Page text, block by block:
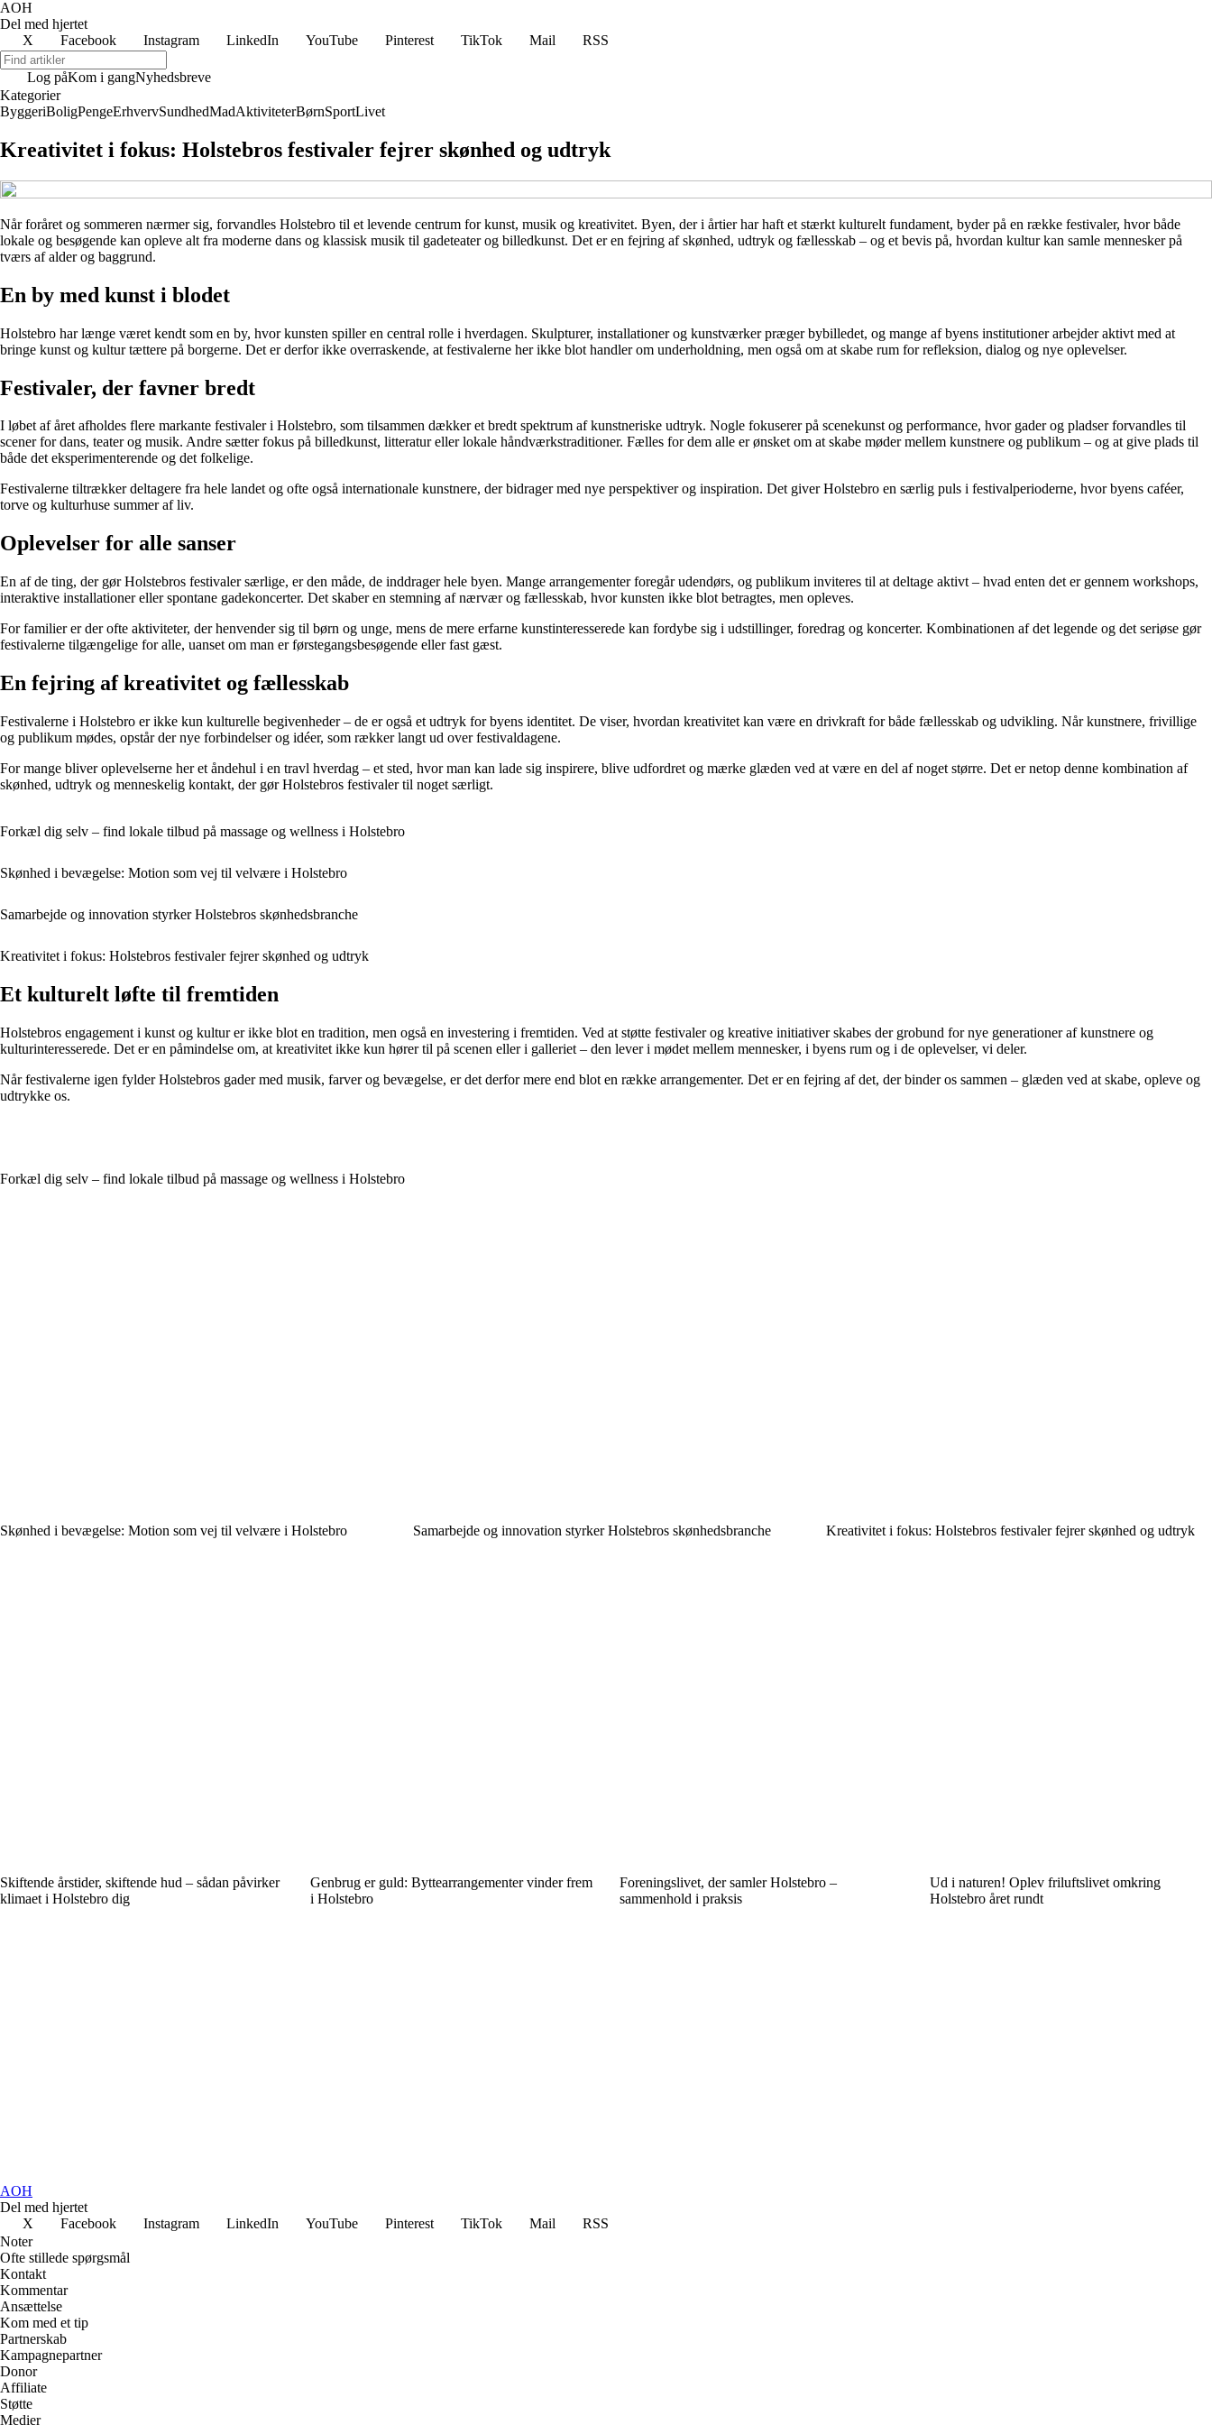
AOH
Del med hjertet
X
Facebook Instagram LinkedIn YouTube Pinterest TikTok Mail RSS
Log påKom i gangNyhedsbreve
Kategorier
ByggeriBoligPengeErhvervSundhedMadAktiviteterBørnSportLivet
Kreativitet i fokus: Holstebros festivaler fejrer skønhed og udtryk
Når foråret og sommeren nærmer sig, forvandles Holstebro til et levende centrum for kunst, musik og kreativitet. Byen, der i årtier har haft et stærkt kulturelt fundament, byder på en række festivaler, hvor både
lokale og besøgende kan opleve alt fra moderne dans og klassisk musik til gadeteater og billedkunst. Det er en fejring af skønhed, udtryk og fællesskab – og et bevis på, hvordan kultur kan samle mennesker på
tværs af alder og baggrund.
En by med kunst i blodet
Holstebro har længe været kendt som en by, hvor kunsten spiller en central rolle i hverdagen. Skulpturer, installationer og kunstværker præger bybilledet, og mange af byens institutioner arbejder aktivt med at
bringe kunst og kultur tættere på borgerne. Det er derfor ikke overraskende, at festivalerne her ikke blot handler om underholdning, men også om at skabe rum for refleksion, dialog og nye oplevelser.
Festivaler, der favner bredt
I løbet af året afholdes flere markante festivaler i Holstebro, som tilsammen dækker et bredt spektrum af kunstneriske udtryk. Nogle fokuserer på scenekunst og performance, hvor gader og pladser forvandles til
scener for dans, teater og musik. Andre sætter fokus på billedkunst, litteratur eller lokale håndværkstraditioner. Fælles for dem alle er ønsket om at skabe møder mellem kunstnere og publikum – og at give plads til
både det eksperimenterende og det folkelige.
Festivalerne tiltrækker deltagere fra hele landet og ofte også internationale kunstnere, der bidrager med nye perspektiver og inspiration. Det giver Holstebro en særlig puls i festivalperioderne, hvor byens caféer,
torve og kulturhuse summer af liv.
Oplevelser for alle sanser
En af de ting, der gør Holstebros festivaler særlige, er den måde, de inddrager hele byen. Mange arrangementer foregår udendørs, og publikum inviteres til at deltage aktivt – hvad enten det er gennem workshops,
interaktive installationer eller spontane gadekoncerter. Det skaber en stemning af nærvær og fællesskab, hvor kunsten ikke blot betragtes, men opleves.
For familier er der ofte aktiviteter, der henvender sig til børn og unge, mens de mere erfarne kunstinteresserede kan fordybe sig i udstillinger, foredrag og koncerter. Kombinationen af det legende og det seriøse gør
festivalerne tilgængelige for alle, uanset om man er førstegangsbesøgende eller fast gæst.
En fejring af kreativitet og fællesskab
Festivalerne i Holstebro er ikke kun kulturelle begivenheder – de er også et udtryk for byens identitet. De viser, hvordan kreativitet kan være en drivkraft for både fællesskab og udvikling. Når kunstnere, frivillige
og publikum mødes, opstår der nye forbindelser og idéer, som rækker langt ud over festivaldagene.
For mange bliver oplevelserne her et åndehul i en travl hverdag – et sted, hvor man kan lade sig inspirere, blive udfordret og mærke glæden ved at være en del af noget større. Det er netop denne kombination af
skønhed, udtryk og menneskelig kontakt, der gør Holstebros festivaler til noget særligt.
Forkæl dig selv – find lokale tilbud på massage og wellness i Holstebro
Skønhed i bevægelse: Motion som vej til velvære i Holstebro
Samarbejde og innovation styrker Holstebros skønhedsbranche
Kreativitet i fokus: Holstebros festivaler fejrer skønhed og udtryk
Et kulturelt løfte til fremtiden
Holstebros engagement i kunst og kultur er ikke blot en tradition, men også en investering i fremtiden. Ved at støtte festivaler og kreative initiativer skabes der grobund for nye generationer af kunstnere og
kulturinteresserede. Det er en påmindelse om, at kreativitet ikke kun hører til på scenen eller i galleriet – den lever i mødet mellem mennesker, i byens rum og i de oplevelser, vi deler.
Når festivalerne igen fylder Holstebros gader med musik, farver og bevægelse, er det derfor mere end blot en række arrangementer. Det er en fejring af det, der binder os sammen – glæden ved at skabe, opleve og
udtrykke os.
Forkæl dig selv – find lokale tilbud på massage og wellness i Holstebro
Skønhed i bevægelse: Motion som vej til velvære i Holstebro Samarbejde og innovation styrker Holstebros skønhedsbranche Kreativitet i fokus: Holstebros festivaler fejrer skønhed og udtryk
Skiftende årstider, skiftende hud – sådan påvirker
klimaet i Holstebro dig
Genbrug er guld: Byttearrangementer vinder frem
i Holstebro
Foreningslivet, der samler Holstebro –
sammenhold i praksis
Ud i naturen! Oplev friluftslivet omkring
Holstebro året rundt
AOH
Del med hjertet
X
Facebook Instagram LinkedIn YouTube Pinterest TikTok Mail
RSS
Noter
Ofte stillede spørgsmål
Kontakt
Kommentar
Ansættelse
Kom med et tip
Partnerskab
Kampagnepartner
Donor
Affiliate
Støtte
Medier